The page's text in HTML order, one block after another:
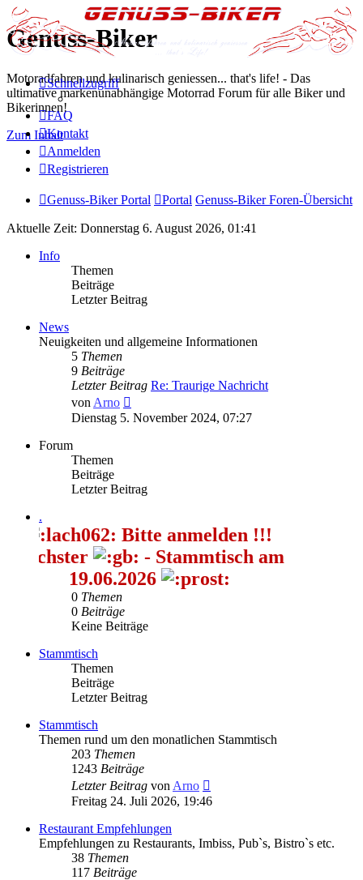
Genuss-Biker
Motoradfahren und kulinarisch geniessen... that's life! - Das
ultimative markenunabhängige Motorrad Forum für alle Biker und
Bikerinnen!
Zum Inhalt
Schnellzugriff
FAQ
Kontakt
Anmelden
Registrieren
Genuss-Biker Portal Portal Genuss-Biker Foren-Übersicht
Aktuelle Zeit: Donnerstag 6. August 2026, 01:41
Info
Themen
Beiträge
Letzter Beitrag
News
Neuigkeiten und allgemeine Informationen
5 Themen
9 Beiträge
Letzter Beitrag Re: Traurige Nachricht
von Arno
Beitrag
Dienstag 5. November 2024, 07:27
Forum
Themen
Beiträge
Letzter Beitrag
.
Bitte anmelden !!!
- Stammtisch am
19.06.2026
0 Themen
0 Beiträge
Keine Beiträge
Stammtisch
Themen
Beiträge
Letzter Beitrag
Stammtisch
Themen rund um den monatlichen Stammtisch
203 Themen
1243 Beiträge
Letzter Beitrag von Arno
Beitrag
Freitag 24. Juli 2026, 19:46
Restaurant Empfehlungen
Empfehlungen zu Restaurants, Imbiss, Pub`s, Bistro`s etc.
38 Themen
117 Beiträge